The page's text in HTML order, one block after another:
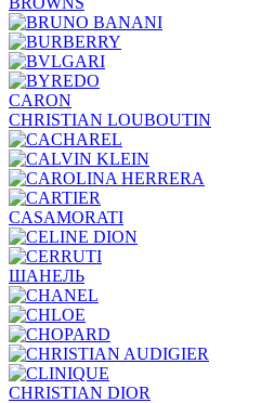
CARON
CHRISTIAN LOUBOUTIN
CASAMORATI
ШАНЕЛЬ
CHRISTIAN DIOR